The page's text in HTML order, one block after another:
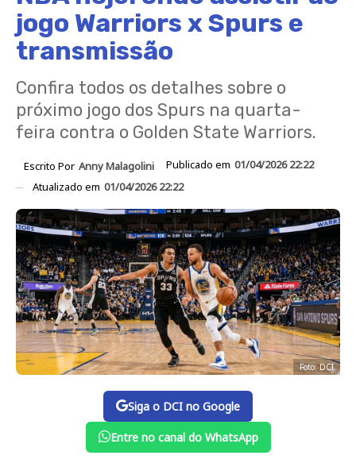
jogo Warriors x Spurs e
transmissão
Confira todos os detalhes sobre o
próximo jogo dos Spurs na quarta-
feira contra o Golden State Warriors.
Escrito Por Anny Malagolini Publicado em 01/04/2026 22:22
Atualizado em 01/04/2026 22:22
Foto: DCI
Siga o DCI no Google
Entre no canal do WhatsApp